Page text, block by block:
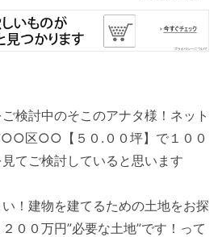
検討中のそこのアナタ様！ネット
区○○【５０.００坪】で１００
てご検討していると思います
！建物を建てるための土地をお探
００万円”必要な土地”です！って